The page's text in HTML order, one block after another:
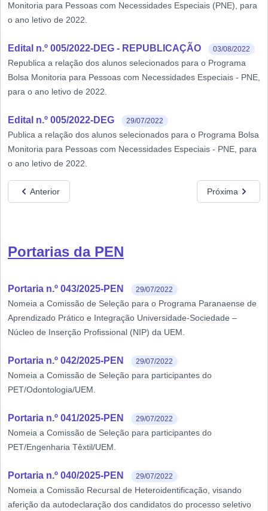
Monitoria para Pessoas com Necessidades Especiais (PNE), para
o ano letivo de 2022.
Edital n.º 005/2022-DEG - REPUBLICAÇÃO 03/08/2022
Republica a relação dos alunos selecionados para o Programa
Bolsa Monitoria para Pessoas com Necessidades Especiais - PNE,
para o ano letivo de 2022.
Edital n.º 005/2022-DEG 29/07/2022
Publica a relação dos alunos selecionados para o Programa Bolsa
Monitoria para Pessoas com Necessidades Especiais - PNE, para
o ano letivo de 2022.
Anterior Próxima
Portarias da PEN
Portaria n.º 043/2025-PEN 29/07/2022
Nomeia a Comissão de Seleção para o Programa Paranaense de
Aprendizado Prático e Integração Universidade-Sociedade –
Núcleo de Inserção Profissional (NIP) da UEM.
Portaria n.º 042/2025-PEN 29/07/2022
Nomeia a Comissão de Seleção para participantes do
PET/Odontologia/UEM.
Portaria n.º 041/2025-PEN 29/07/2022
Nomeia a Comissão de Seleção para participantes do
PET/Engenharia Têxtil/UEM.
Portaria n.º 040/2025-PEN 29/07/2022
Nomeia a Comissão Recursal de Heteroidentificação, visando
aferição da autodeclaração dos candidatos do processo seletivo